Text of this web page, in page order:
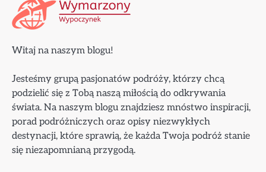
Witaj na naszym blogu!
Jesteśmy grupą pasjonatów podróży, którzy chcą
podzielić się z Tobą naszą miłością do odkrywania
świata. Na naszym blogu znajdziesz mnóstwo inspiracji,
porad podróżniczych oraz opisy niezwykłych
destynacji, które sprawią, że każda Twoja podróż stanie
się niezapomnianą przygodą.